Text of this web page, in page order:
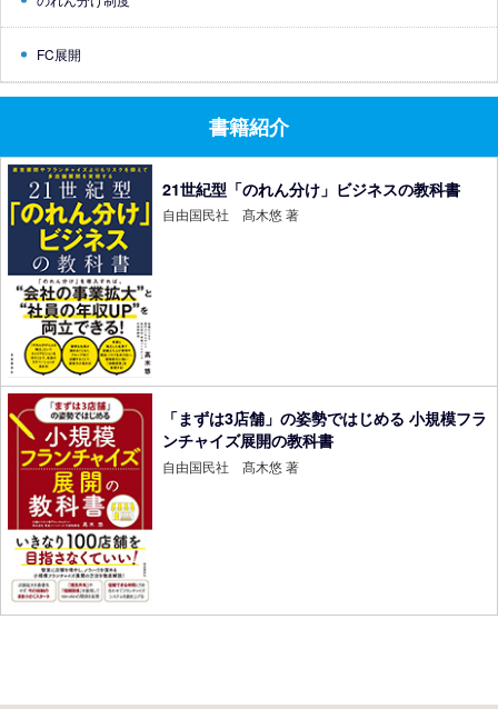
FC展開
書籍紹介
21世紀型「のれん分け」ビジネスの教科書
自由国民社 髙木悠 著
「まずは3店舗」の姿勢ではじめる 小規模フラ
ンチャイズ展開の教科書
自由国民社 髙木悠 著